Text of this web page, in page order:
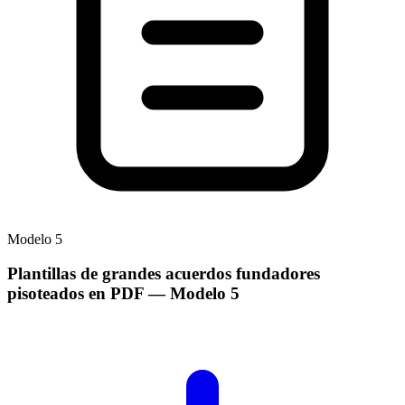
Modelo 5
Plantillas de grandes acuerdos fundadores
pisoteados en PDF— Modelo 5